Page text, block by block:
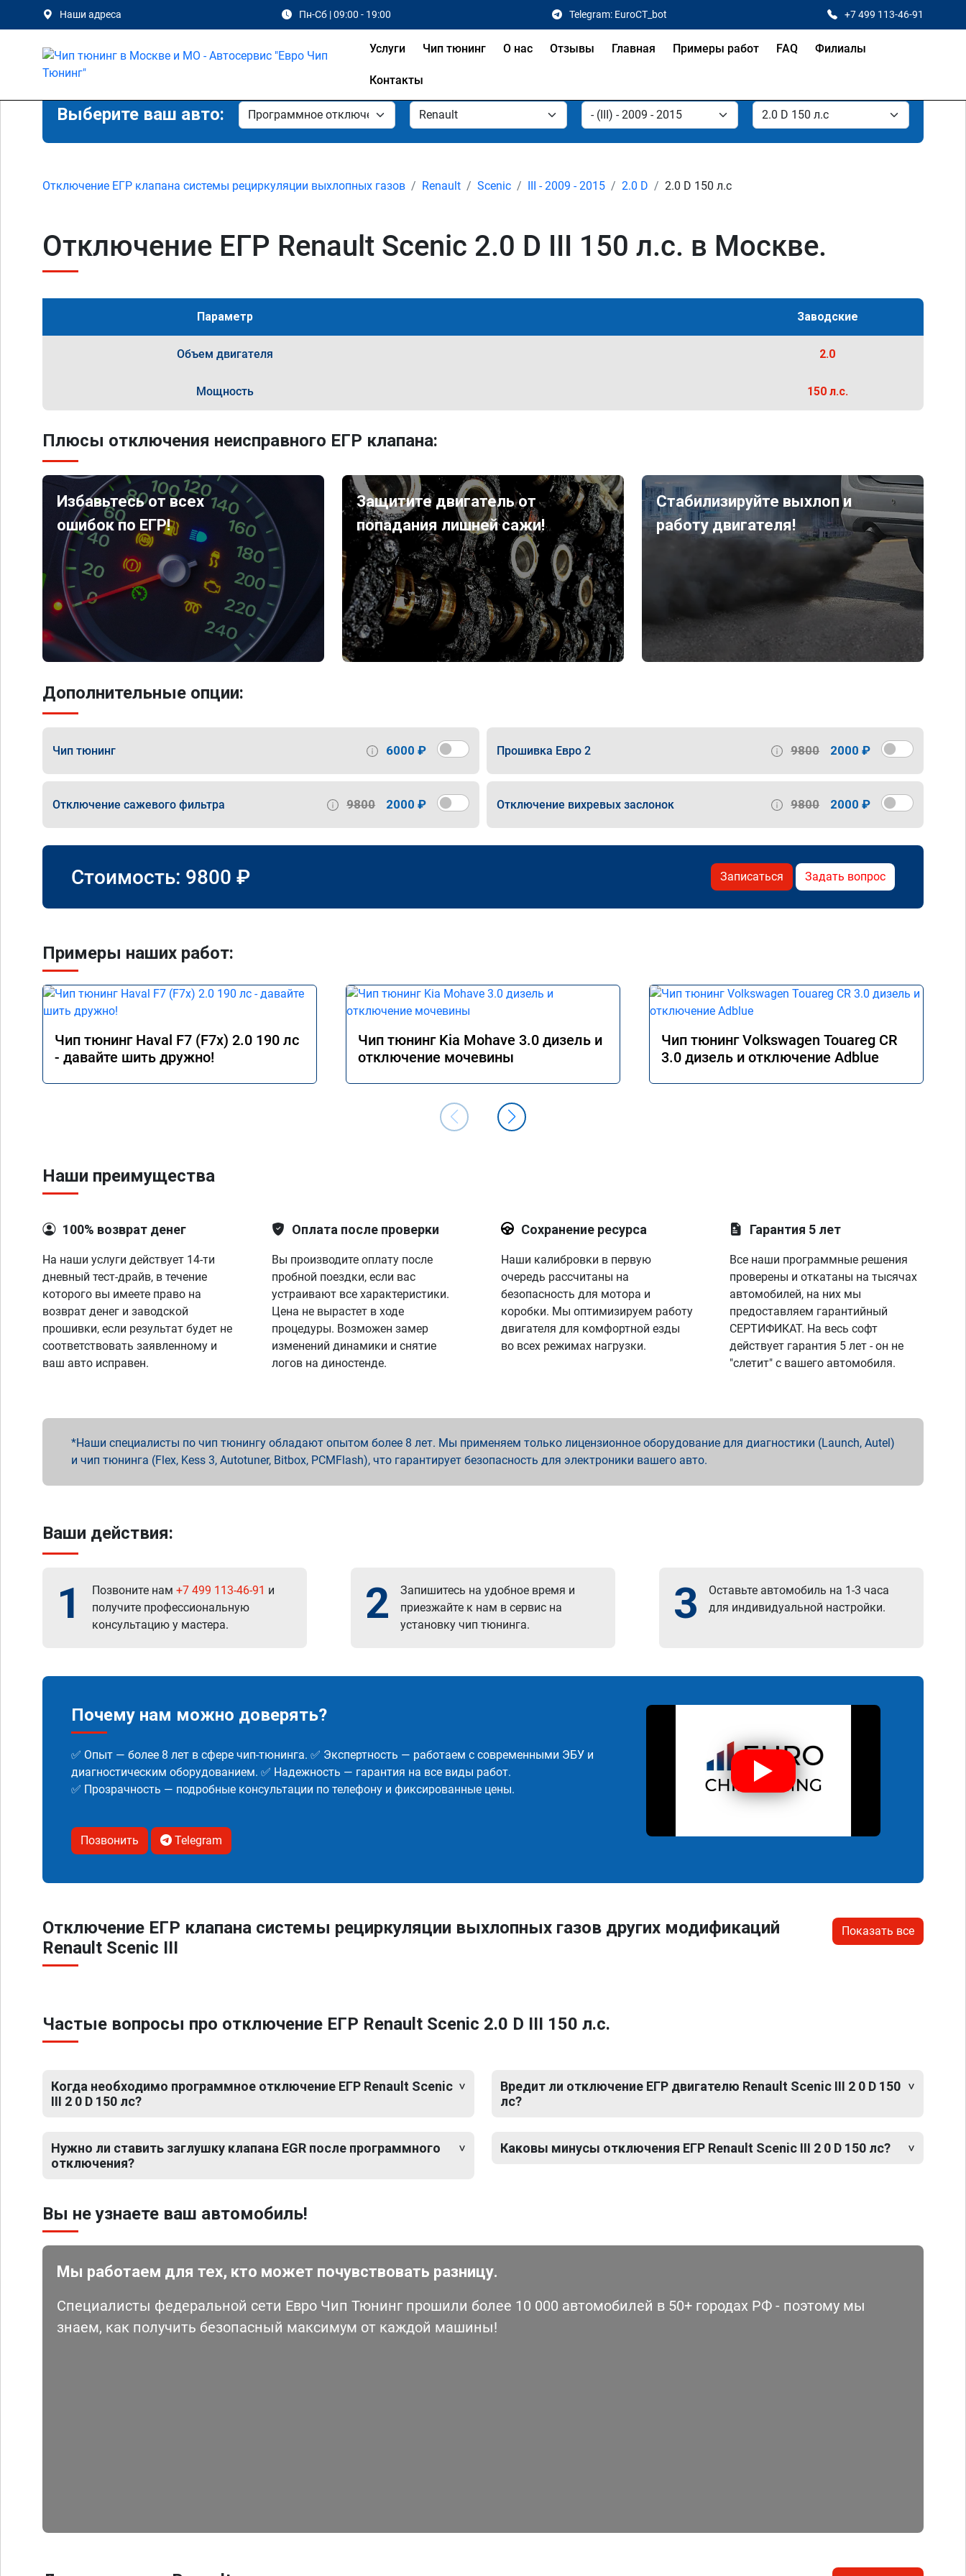
Наши адреса Пн-Сб | 09:00 - 19:00 Telegram: EuroCT_bot +7 499 113-46-91
Услуги Чип тюнинг О нас Отзывы Главная Примеры работ FAQ Филиалы
Контакты
Выберите ваш авто:
Отключение ЕГР клапана системы рециркуляции выхлопных газов Renault Scenic III - 2009 - 2015 2.0 D 2.0 D 150 л.с
Отключение ЕГР Renault Scenic 2.0 D III 150 л.с. в Москве.
Параметр Заводские
Объем двигателя 2.0
Мощность 150 л.с.
Плюсы отключения неисправного ЕГР клапана:
Избавьтесь от всех
ошибок по ЕГР!
Защитите двигатель от
попадания лишней сажи!
Стабилизируйте выхлоп и
работу двигателя!
Дополнительные опции:
Чип тюнинг 6000 ₽ Прошивка Евро 2 9800 2000 ₽
Отключение сажевого фильтра 9800 2000 ₽ Отключение вихревых заслонок 9800 2000 ₽
Стоимость: 9800 ₽ Записаться Задать вопрос
Примеры наших работ:
Чип тюнинг Haval F7 (F7x) 2.0 190 лс
- давайте шить дружно!
Чип тюнинг Kia Mohave 3.0 дизель и
отключение мочевины
Чип тюнинг Volkswagen Touareg CR
3.0 дизель и отключение Adblue
Наши преимущества
100% возврат денег
На наши услуги действует 14-ти
дневный тест-драйв, в течение
которого вы имеете право на
возврат денег и заводской
прошивки, если результат будет не
соответствовать заявленному и
ваш авто исправен.
Оплата после проверки
Вы производите оплату после
пробной поездки, если вас
устраивают все характеристики.
Цена не вырастет в ходе
процедуры. Возможен замер
изменений динамики и снятие
логов на диностенде.
Сохранение ресурса
Наши калибровки в первую
очередь рассчитаны на
безопасность для мотора и
коробки. Мы оптимизируем работу
двигателя для комфортной езды
во всех режимах нагрузки.
Гарантия 5 лет
Все наши программные решения
проверены и откатаны на тысячах
автомобилей, на них мы
предоставляем гарантийный
СЕРТИФИКАТ. На весь софт
действует гарантия 5 лет - он не
"слетит" с вашего автомобиля.
Наши специалисты по чип тюнингу обладают опытом более 8 лет. Мы применяем только лицензионное оборудование для диагностики (Launch, Autel)
и чип тюнинга (Flex, Kess 3, Autotuner, Bitbox, PCMFlash), что гарантирует безопасность для электроники вашего авто.
Ваши действия:
1 Позвоните нам +7 499 113-46-91 и
получите профессиональную
консультацию у мастера.
2
Запишитесь на удобное время и
приезжайте к нам в сервис на
установку чип тюнинга.
3
Оставьте автомобиль на 1-3 часа
для индивидуальной настройки.
Почему нам можно доверять?
✅ Опыт — более 8 лет в сфере чип-тюнинга. ✅ Экспертность — работаем с современными ЭБУ и
диагностическим оборудованием. ✅ Надежность — гарантия на все виды работ.
✅ Прозрачность — подробные консультации по телефону и фиксированные цены.
Позвонить Telegram
Отключение ЕГР клапана системы рециркуляции выхлопных газов других модификаций
Renault Scenic III
Показать все
Частые вопросы про отключение ЕГР Renault Scenic 2.0 D III 150 л.с.
Когда необходимо программное отключение ЕГР Renault Scenic
III 2 0 D 150 лс?
Нужно ли ставить заглушку клапана EGR после программного
отключения?
Вредит ли отключение ЕГР двигателю Renault Scenic III 2 0 D 150
лс?
Каковы минусы отключения ЕГР Renault Scenic III 2 0 D 150 лс?
Вы не узнаете ваш автомобиль!
Мы работаем для тех, кто может почувствовать разницу.
Специалисты федеральной сети Евро Чип Тюнинг прошили более 10 000 автомобилей в 50+ городах РФ - поэтому мы
знаем, как получить безопасный максимум от каждой машины!